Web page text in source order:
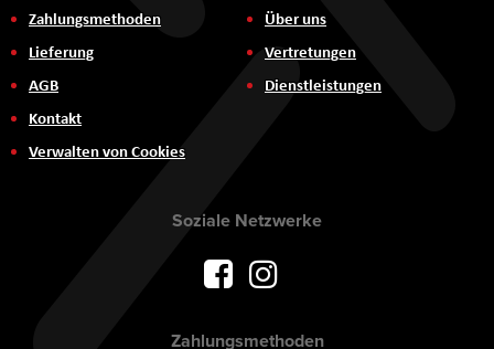
Zahlungsmethoden
Lieferung
AGB
Kontakt
Verwalten von Cookies
Über uns
Vertretungen
Dienstleistungen
Soziale Netzwerke
Zahlungsmethoden